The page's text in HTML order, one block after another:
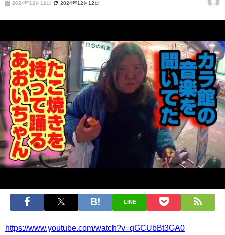
2024年12月12日 2024年12月12日
LINE
https://www.youtube.com/watch?v=qGCUbBt3GA0